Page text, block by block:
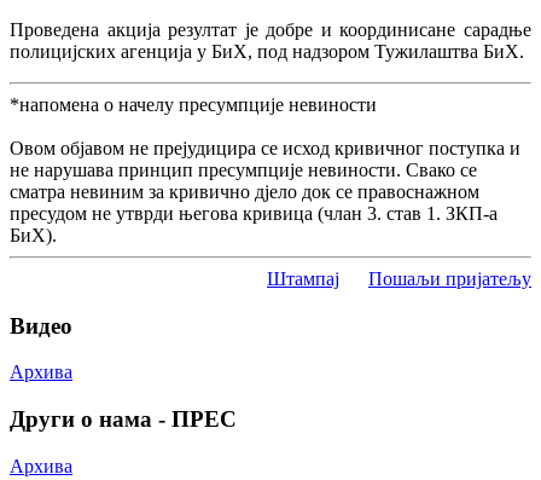
Проведена акција резултат је добре и координисане сарадње
полицијских агенција у БиХ, под надзором Тужилаштва БиХ.
*напомена о начелу пресумпције невиности
Овом објавом не прејудицира се исход кривичног поступка и
не нарушава принцип пресумпције невиности. Свако се
сматра невиним за кривично дјело док се правоснажном
пресудом не утврди његова кривица (члан 3. став 1. ЗКП-а
БиХ).
Штампај Пошаљи пријатељу
Видео
Архива
Други о нама - ПРЕС
Архива